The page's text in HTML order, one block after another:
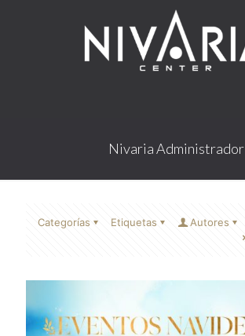
Nivaria Administrador
Categorías Etiquetas
Autores